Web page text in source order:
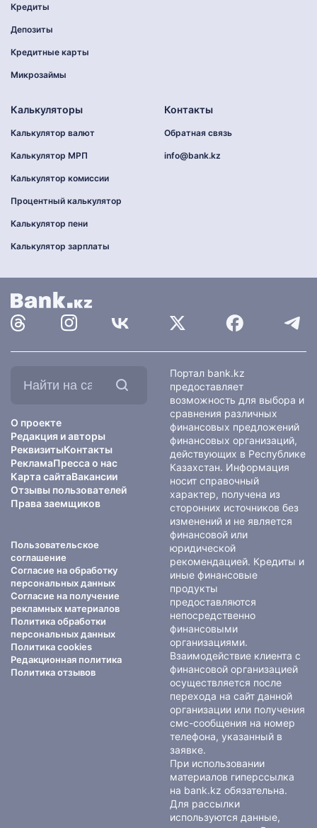
Кредиты
Депозиты
Кредитные карты
Микрозаймы
Калькуляторы
Калькулятор валют
Калькулятор МРП
Калькулятор комиссии
Процентный калькулятор
Калькулятор пени
Калькулятор зарплаты
Контакты
Обратная связь
info@bank.kz
О проекте
Редакция и авторы
РеквизитыКонтакты
РекламаПресса о нас
Карта сайтаВакансии
Отзывы пользователей
Права заемщиков
Пользовательское
соглашение
Согласие на обработку
персональных данных
Согласие на получение
рекламных материалов
Политика обработки
персональных данных
Политика cookies
Редакционная политика
Политика отзывов
Портал bank.kz
предоставляет
возможность для выбора и
сравнения различных
финансовых предложений
финансовых организаций,
действующих в Республике
Казахстан. Информация
носит справочный
характер, получена из
сторонних источников без
изменений и не является
финансовой или
юридической
рекомендацией. Кредиты и
иные финансовые
продукты
предоставляются
непосредственно
финансовыми
организациями.
Взаимодействие клиента с
финансовой организацией
осуществляется после
перехода на сайт данной
организации или получения
смс-сообщения на номер
телефона, указанный в
заявке.
При использовании
материалов гиперссылка
на bank.kz обязательна.
Для рассылки
используются данные,